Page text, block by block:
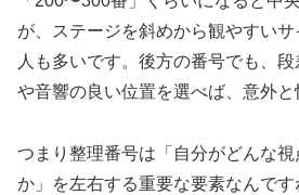
が、ステージを斜めから観やすい
人も多いです。後方の番号でも、
や音響の良い位置を選べば、意外と
つまり整理番号は「自分がどんな
か」を左右する重要な要素なんです